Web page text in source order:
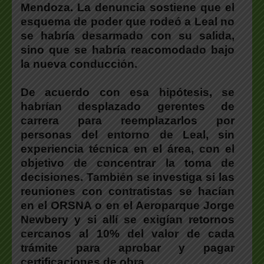
Mendoza. La denuncia sostiene que el
esquema de poder que rodeó a Leal no
se habría desarmado con su salida,
sino que se habría reacomodado bajo
la nueva conducción.
De acuerdo con esa hipótesis, se
habrían desplazado gerentes de
carrera para reemplazarlos por
personas del entorno de Leal, sin
experiencia técnica en el área, con el
objetivo de concentrar la toma de
decisiones. También se investiga si las
reuniones con contratistas se hacían
en el ORSNA o en el Aeroparque Jorge
Newbery y si allí se exigían retornos
cercanos al 10% del valor de cada
trámite para aprobar y pagar